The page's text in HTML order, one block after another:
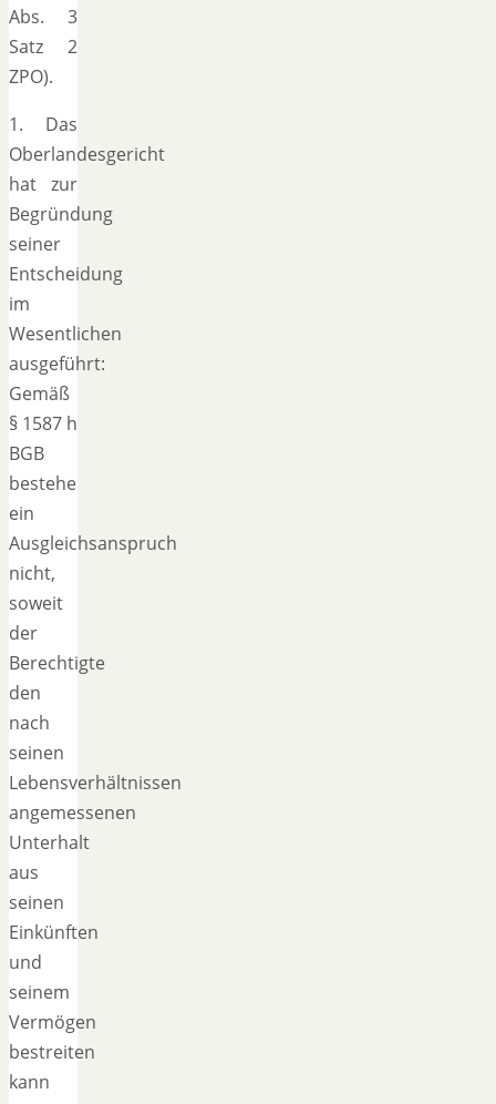
Abs. 3
Satz 2
ZPO).
1. Das
Oberlandesgericht
hat zur
Begründung
seiner
Entscheidung
im
Wesentlichen
ausgeführt:
Gemäß
§ 1587 h
BGB
bestehe
ein
Ausgleichsanspruch
nicht,
soweit
der
Berechtigte
den
nach
seinen
Lebensverhältnissen
angemessenen
Unterhalt
aus
seinen
Einkünften
und
seinem
Vermögen
bestreiten
kann